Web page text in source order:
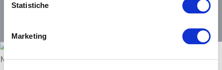
Statistiche
Marketing